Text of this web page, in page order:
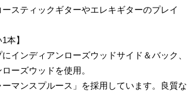
スティックギターやエレキギターのプレイ
本】
インディアンローズウッドサイド＆バック、
ーズウッドを使用。
マンスプルース」を採用しています。良質な